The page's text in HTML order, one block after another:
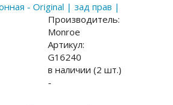
- Original | зад прав |
Производитель:
Monroe
Артикул:
G16240
в наличии (2 шт.)
-